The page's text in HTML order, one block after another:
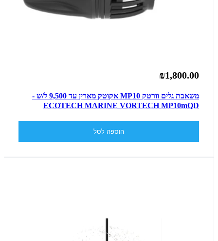
₪1,800.00
משאבת גלים וורטק MP10 אקוטק מארין עד 9,500 ל/ש -
ECOTECH MARINE VORTECH MP10mQD
הוספה לסל